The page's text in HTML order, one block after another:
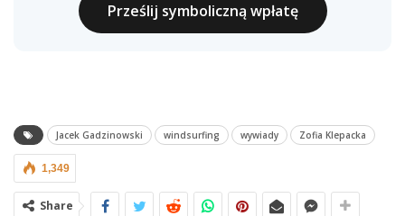
Prześlij symboliczną wpłatę
Jacek Gadzinowski windsurfing wywiady Zofia Klepacka
1,349
Share